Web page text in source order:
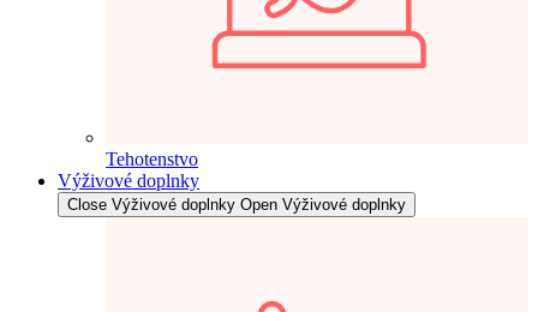
Tehotenstvo
Výživové doplnky
Close Výživové doplnky Open Výživové doplnky